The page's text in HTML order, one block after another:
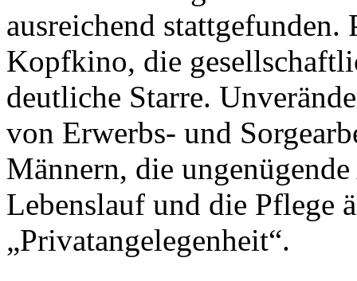
ausreichend
Kopfkino, die
deutliche Starre.
von Erwerbs- und
Männern, die
Lebenslauf und die Pflege
„Privatangelegenheit“.